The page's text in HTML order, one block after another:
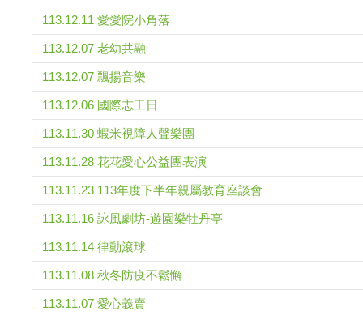
113.12.11 愛愛院小角落
113.12.07 老幼共融
113.12.07 飄揚音樂
113.12.06 國際志工日
113.11.30 蝦米視障人聲樂團
113.11.28 花花愛心公益團表演
113.11.23 113年度下半年親屬教育座談會
113.11.16 詠風劇坊-遊園樂牡丹亭
113.11.14 律動滾球
113.11.08 秋冬防疫不鬆懈
113.11.07 愛心義賣